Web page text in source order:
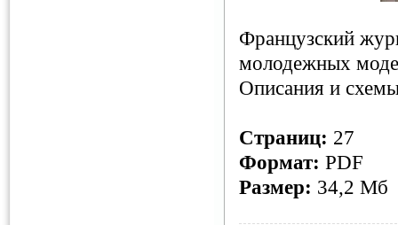
Французский
молодежных
Описания и
Страниц: 27
Формат: PDF
Размер: 34,2 Мб